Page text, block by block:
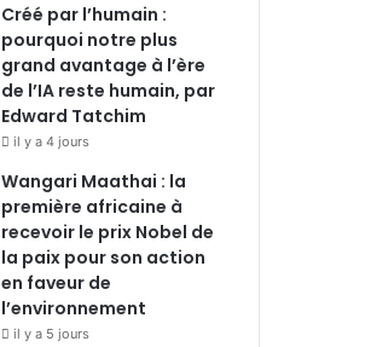
Créé par l’humain :
pourquoi notre plus
grand avantage à l’ère
de l’IA reste humain, par
Edward Tatchim
il y a 4 jours
Wangari Maathai : la
première africaine à
recevoir le prix Nobel de
la paix pour son action
en faveur de
l’environnement
il y a 5 jours